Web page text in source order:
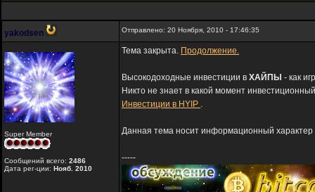
yakodsen Отправлено: 20 Ноября, 2010 - 17:46:35
Super Member
Сообщений всего: 2486
Дата рег-ции: Нояб. 2010
Тема закрыта. Продолжение.
Высокодоходные инвестиции в ХАЙПЫ - как
Никто не знает в какой момент
Инвестиции в HYIP .
Данная тема носит информационный характер
-----